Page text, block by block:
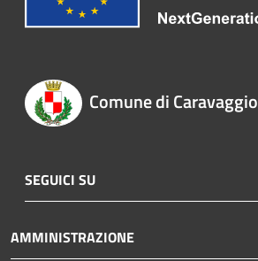
Comune di Caravaggio
SEGUICI SU
AMMINISTRAZIONE